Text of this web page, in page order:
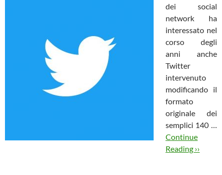
dei social
network ha
interessato nel
corso degli
anni anche
Twitter
intervenuto
modificando il
formato
originale dei
semplici 140 …
Continue
Reading ››